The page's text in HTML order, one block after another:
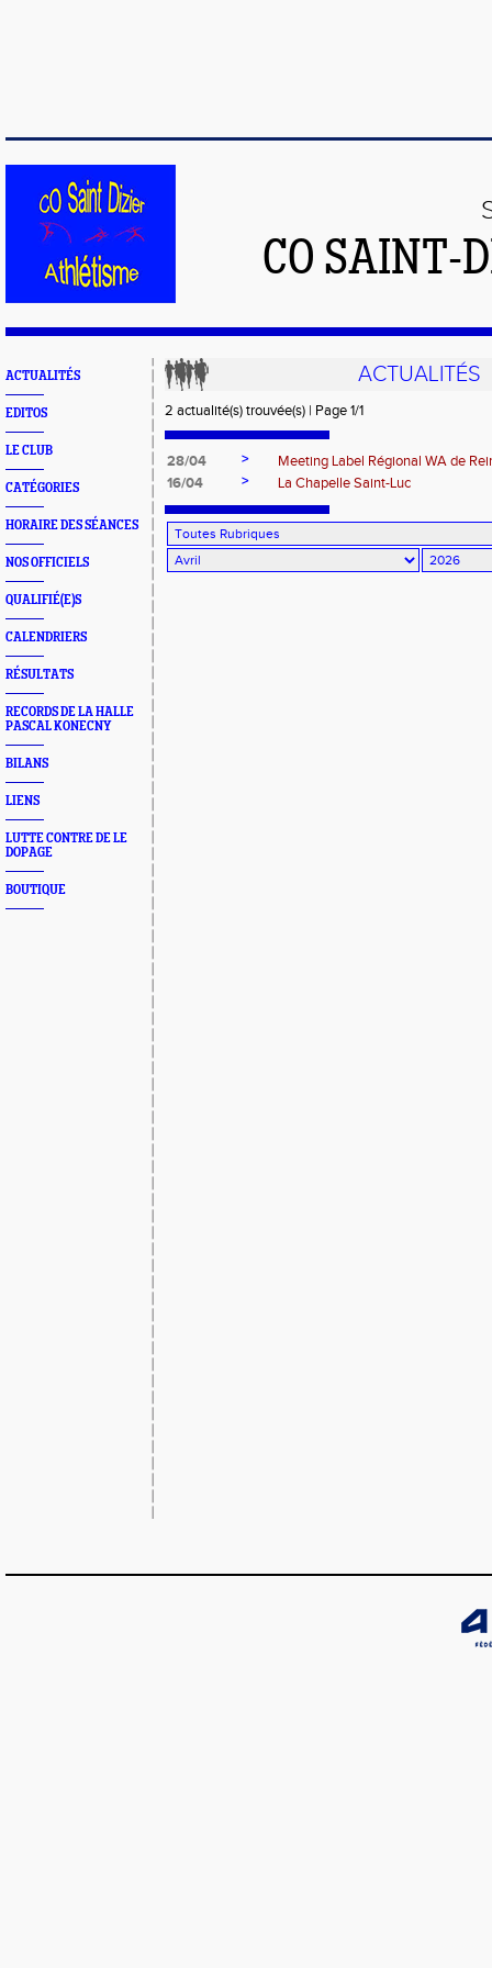
CO SAINT-
ACTUALITÉS
EDITOS
LE CLUB
CATÉGORIES
HORAIRE DES SÉANCES
NOS OFFICIELS
QUALIFIÉ(E)S
CALENDRIERS
RÉSULTATS
RECORDS DE LA HALLE
PASCAL KONECNY
BILANS
LIENS
LUTTE CONTRE DE LE
DOPAGE
BOUTIQUE
ACTUALITÉS
2 actualité(s) trouvée(s) | Page 1/1
28/04 >
Meeting Label Régional WA de
16/04
> La Chapelle Saint-Luc